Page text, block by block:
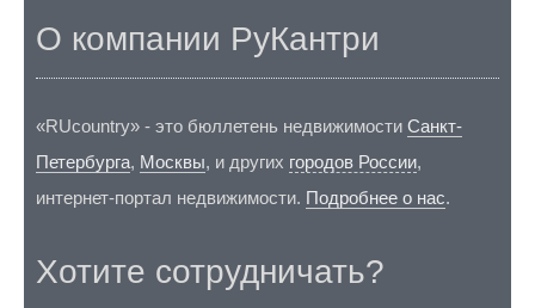
О компании РуКантри
«RUcountry» - это бюллетень недвижимости Санкт-
Петербурга, Москвы, и других городов России,
интернет-портал недвижимости. Подробнее о нас.
Хотите сотрудничать?